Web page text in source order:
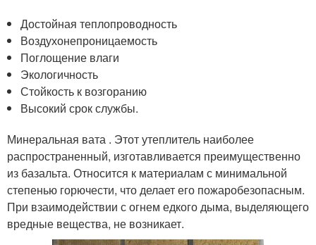
Достойная теплопроводность
Воздухонепроницаемость
Поглощение влаги
Экологичность
Стойкость к возгоранию
Высокий срок службы.
Минеральная вата . Этот утеплитель наиболее
распространенный, изготавливается преимущественно
из базальта. Относится к материалам с минимальной
степенью горючести, что делает его пожаробезопасным.
При взаимодействии с огнем едкого дыма, выделяющего
вредные вещества, не возникает.